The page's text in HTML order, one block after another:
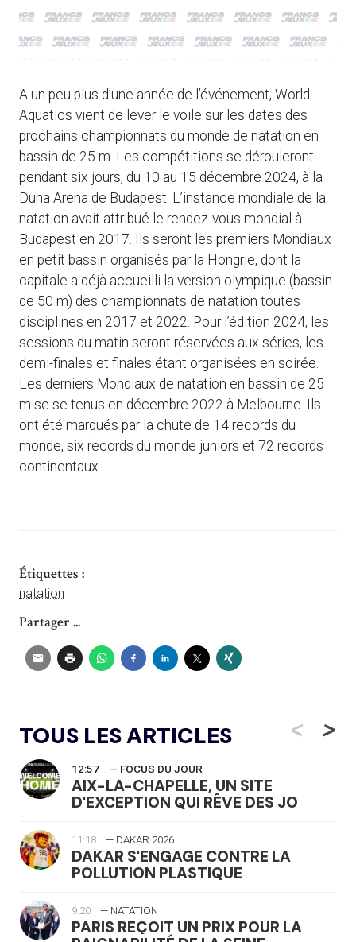
A un peu plus d’une année de l’événement, World
Aquatics vient de lever le voile sur les dates des
prochains championnats du monde de natation en
bassin de 25 m. Les compétitions se dérouleront
pendant six jours, du 10 au 15 décembre 2024, à la
Duna Arena de Budapest. L’instance mondiale de la
natation avait attribué le rendez-vous mondial à
Budapest en 2017. Ils seront les premiers Mondiaux
en petit bassin organisés par la Hongrie, dont la
capitale a déjà accueilli la version olympique (bassin
de 50 m) des championnats de natation toutes
disciplines en 2017 et 2022. Pour l’édition 2024, les
sessions du matin seront réservées aux séries, les
demi-finales et finales étant organisées en soirée.
Les derniers Mondiaux de natation en bassin de 25
m se se tenus en décembre 2022 à Melbourne. Ils
ont été marqués par la chute de 14 records du
monde, six records du monde juniors et 72 records
continentaux.
Étiquettes :
natation
Partager ...
TOUS LES ARTICLES <
12:57 — FOCUS DU JOUR
AIX-LA-CHAPELLE, UN SITE
D'EXCEPTION QUI RÊVE DES JO
11:18 — DAKAR 2026
DAKAR S'ENGAGE CONTRE LA
POLLUTION PLASTIQUE
9:20 — NATATION
PARIS REÇOIT UN PRIX POUR LA
>